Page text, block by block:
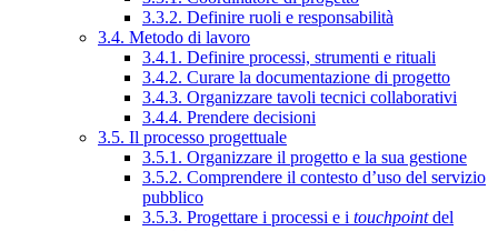
3.3.2. Definire ruoli e responsabilità
3.4. Metodo di lavoro
3.4.1. Definire processi, strumenti e rituali
3.4.2. Curare la documentazione di progetto
3.4.3. Organizzare tavoli tecnici collaborativi
3.4.4. Prendere decisioni
3.5. Il processo progettuale
3.5.1. Organizzare il progetto e la sua gestione
3.5.2. Comprendere il contesto d’uso del servizio
pubblico
3.5.3. Progettare i processi e i touchpointdel